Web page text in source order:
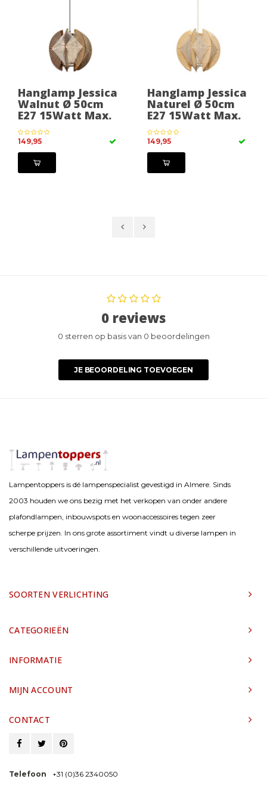
Hanglamp Jessica
Walnut Ø 50cm
E27 15Watt Max.
149,95
Hanglamp Jessica
Naturel Ø 50cm
E27 15Watt Max.
149,95
0 reviews
0 sterren op basis van 0 beoordelingen
JE BEOORDELING TOEVOEGEN
Lampentoppers is dé lampenspecialist gevestigd in Almere. Sinds
2003 houden we ons bezig met het verkopen van onder andere
plafondlampen, inbouwspots en woonaccessoires tegen zeer
scherpe prijzen. In ons grote assortiment vindt u diverse lampen in
verschillende uitvoeringen.
SOORTEN VERLICHTING
CATEGORIEËN
INFORMATIE
MIJN ACCOUNT
CONTACT
Telefoon +31 (0)36 2340050